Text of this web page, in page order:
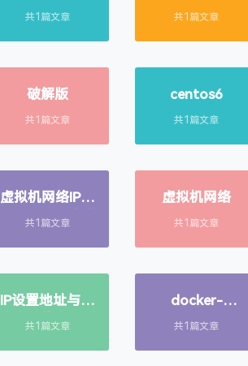
共1篇文章 共1篇文章
破解版
共1篇文章
centos6
共1篇文章
虚拟机网络IP设
置地址与网络详
共1篇文章
虚拟机网络
共1篇文章
IP设置地址与网
络详细信息不对
共1篇文章
docker-
compose
共1篇文章